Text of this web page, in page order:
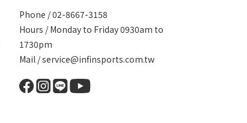
Phone / 02-8667-3158
Hours / Monday to Friday 0930am to
1730pm
Mail / service@infinsports.com.tw